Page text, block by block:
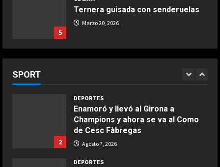
Marruecos y la primera Copa del
Mundo en tres continentes
Agosto 7, 2026
5
Ternera guisada con senderuelas
Marzo 20, 2026
COCINA
Ensalada de espinacas deliciosa
Maggio 28, 2026
SPORT
Agosto 7, 2026
2
DEPORTES
Enamoró y llevó al Girona a
Champions y ahora se va al Como
de Cesc Fàbregas
Agosto 7, 2026
DEPORTES